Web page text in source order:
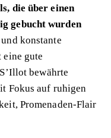
die über einen
gebucht wurden
konstante
eine gute
bewährte
Fokus auf ruhigen
Promenaden-Flair